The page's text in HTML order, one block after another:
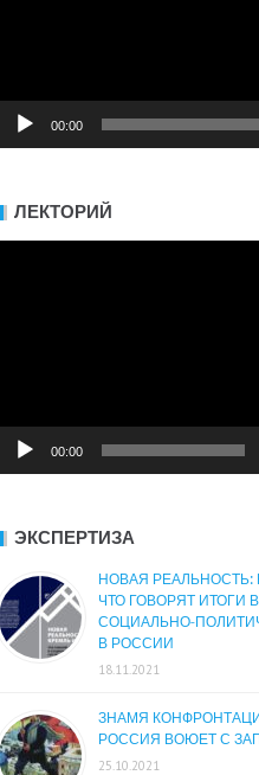
00:00
ЛЕКТОРИЙ
00:00
ЭКСПЕРТИЗА
НОВАЯ РЕАЛЬНОСТЬ:
ЧТО ГОВОРЯТ ИТОГИ
СОЦИАЛЬНО-
В РОССИИ
18.11.2021
ЗНАМЯ
РОССИЯ ВОЮЕТ С
25.10.2021